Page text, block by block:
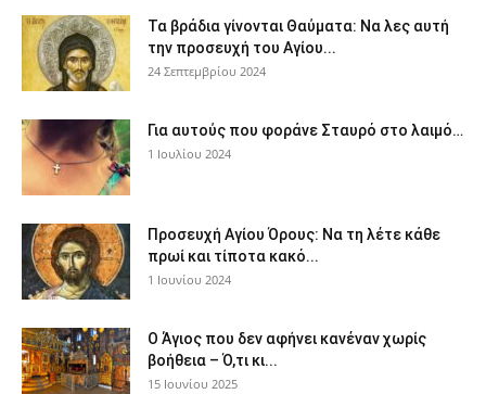
Τα βράδια γίνονται Θαύματα: Να λες αυτή
την προσευχή του Αγίου...
24 Σεπτεμβρίου 2024
Για αυτούς που φοράνε Σταυρό στο λαιμό…
1 Ιουλίου 2024
Προσευχή Αγίου Όρους: Να τη λέτε κάθε
πρωί και τίποτα κακό...
1 Ιουνίου 2024
Ο Άγιος που δεν αφήνει κανέναν χωρίς
βοήθεια – Ό,τι κι...
15 Ιουνίου 2025